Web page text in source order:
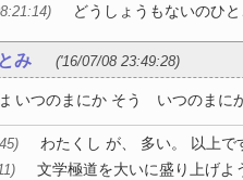
どうしょうもないのひ
み ('16/07/08 23:49:28)
いつのまにか そう いつのま
わたくし が、 多い。 以上で
文学極道を大いに盛り上げよ